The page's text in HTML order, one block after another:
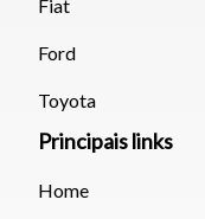
Fiat
Ford
Toyota
Principais links
Home